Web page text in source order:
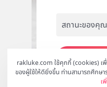
rakluke.com ใช้คุกกี้ (cookies) เ
ของผู้ใช้ให้ดียิ่งขึ้น ท่านสามารถศึกษา
เ